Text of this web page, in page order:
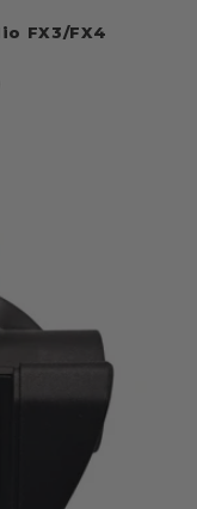
FX3/FX4